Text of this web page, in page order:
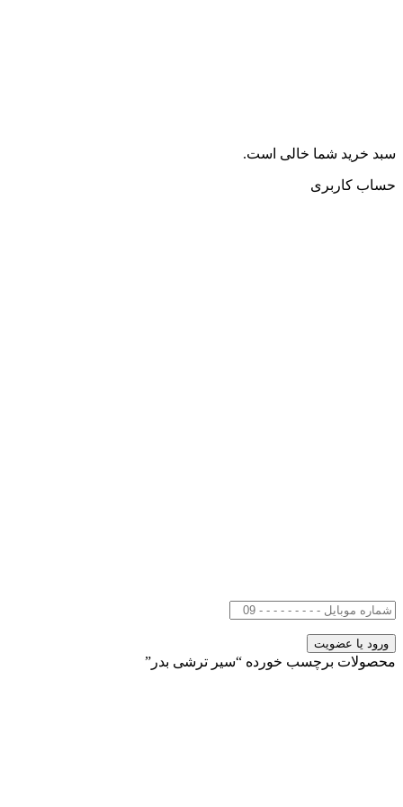
سبد خرید شما خالی است.
حساب کاربری
محصولات برچسب خورده “سیر ترشی بدر”